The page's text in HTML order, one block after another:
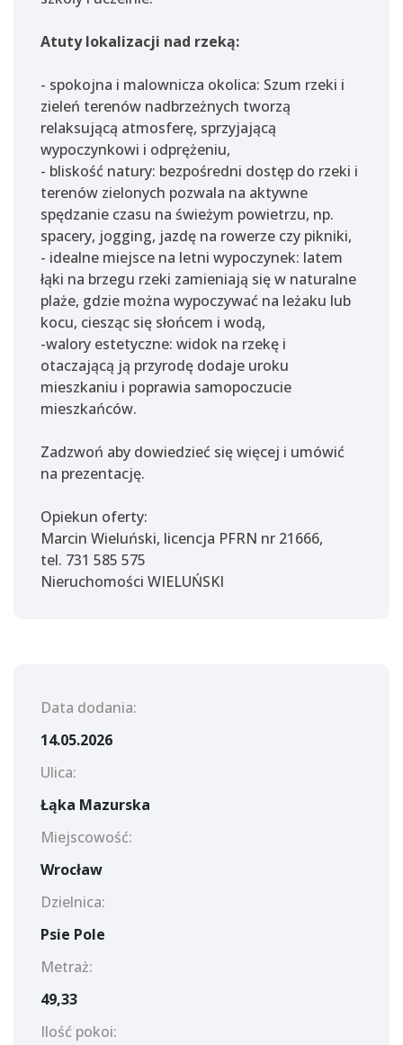
Atuty lokalizacji nad rzeką:
- spokojna i malownicza okolica: Szum rzeki i
zieleń terenów nadbrzeżnych tworzą
relaksującą atmosferę, sprzyjającą
wypoczynkowi i odprężeniu,
- bliskość natury: bezpośredni dostęp do rzeki i
terenów zielonych pozwala na aktywne
spędzanie czasu na świeżym powietrzu, np.
spacery, jogging, jazdę na rowerze czy pikniki,
- idealne miejsce na letni wypoczynek: latem
łąki na brzegu rzeki zamieniają się w naturalne
plaże, gdzie można wypoczywać na leżaku lub
kocu, ciesząc się słońcem i wodą,
-walory estetyczne: widok na rzekę i
otaczającą ją przyrodę dodaje uroku
mieszkaniu i poprawia samopoczucie
mieszkańców.
Zadzwoń aby dowiedzieć się więcej i umówić
na prezentację.
Opiekun oferty:
Marcin Wieluński, licencja PFRN nr 21666,
tel. 731 585 575
Nieruchomości WIELUŃSKI
Data dodania:
14.05.2026
Ulica:
Łąka Mazurska
Miejscowość:
Wrocław
Dzielnica:
Psie Pole
Metraż:
49,33
Ilość pokoi: